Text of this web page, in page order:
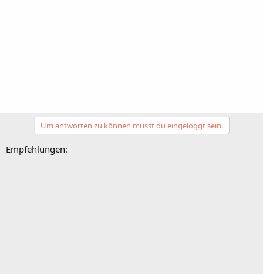
Um antworten zu können musst du eingeloggt sein.
Empfehlungen: